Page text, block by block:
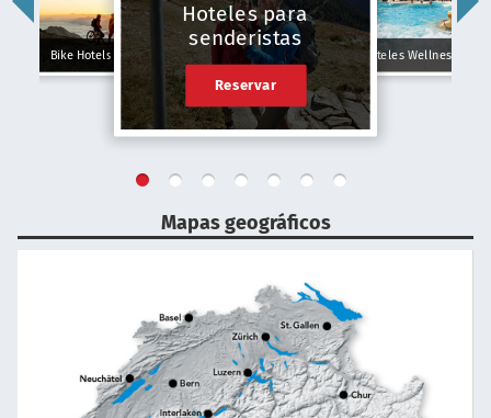
Bike Hotels
Hoteles para
senderistas
Reservar
Hoteles Wellness
Mapas geográficos